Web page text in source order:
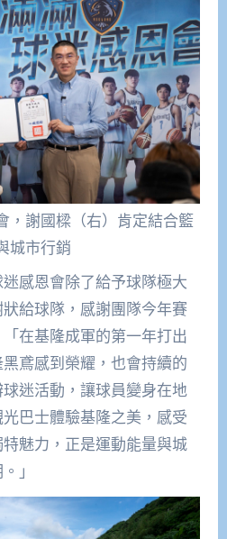
，謝國樑（右）肯定結合籃
城市行銷
感恩會除了給予球隊極大
給球隊，感謝團隊今年賽
在基隆成軍的第一年打出
鳶感到榮耀，也會持續的
迷活動，讓球員變身在地
巴士體驗基隆之美，感受
魅力，正是運動能量與城
」